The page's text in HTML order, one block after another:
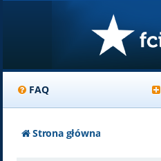
FAQ
Strona główna